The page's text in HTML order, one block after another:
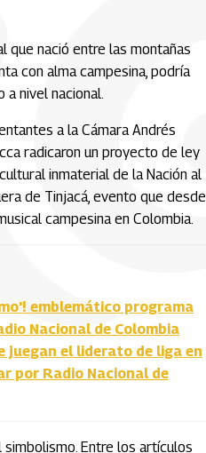
que nació entre las montañas
con alma campesina, podría
a nivel nacional.
a la Cámara Andrés
radicaron un proyecto de ley
inmaterial de la Nación al
de Tinjacá, evento que desde
campesina en Colombia.
emblemático programa
Nacional de Colombia
juegan el liderato de liga en
por Radio Nacional de
Entre los artículos